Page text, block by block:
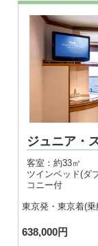
ジュニア・
客室：約33㎡
ツインベッド(ダ
コニー付
東京発・東京着(
638,000円